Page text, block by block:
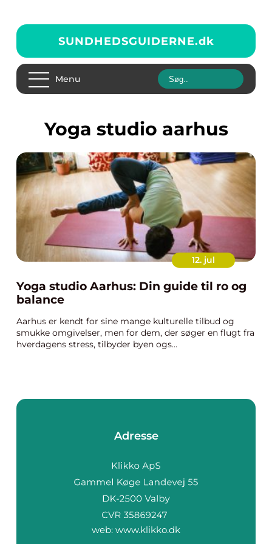
SUNDHEDSGUIDERNE.dk
Menu
Yoga studio aarhus
12. jul
Yoga studio Aarhus: Din guide til ro og
balance
Aarhus er kendt for sine mange kulturelle tilbud og
smukke omgivelser, men for dem, der søger en flugt fra
hverdagens stress, tilbyder byen ogs...
Adresse
web: www.klikko.dk